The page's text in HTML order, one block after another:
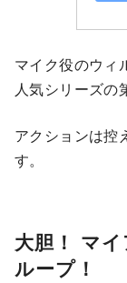
マイク役のウィ
人気シリーズの
アクションは控
す。
大胆！ マ
ループ！